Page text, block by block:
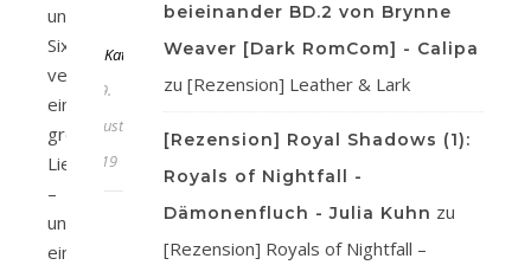
und
Six
verbindet
eine
große
Liebe
–
und
eine
KathaFlauschi
19.
August
2019
beieinander BD.2 von Brynne
Weaver [Dark RomCom] - Calipa
zu [Rezension] Leather & Lark
[Rezension] Royal Shadows (1):
Royals of Nightfall -
Dämonenfluch - Julia Kuhn zu
[Rezension] Royals of Nightfall –